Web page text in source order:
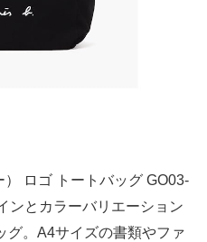
ロゴ トートバッグ GO03‐
ンとカラーバリエーション
グ。A4サイズの書類やファ